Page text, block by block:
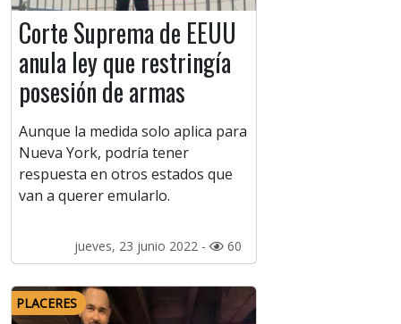
Corte Suprema de EEUU
anula ley que restringía
posesión de armas
Aunque la medida solo aplica para
Nueva York, podría tener
respuesta en otros estados que
van a querer emularlo.
jueves, 23 junio 2022 - 60
PLACERES